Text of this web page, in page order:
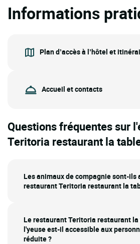
Informations
Plan d’accès à l’hôtel et
Accueil et contacts
Questions fréquentes sur
Teritoria restaurant la
Les animaux de compagnie sont-ils
restaurant Teritoria restaurant la
Le restaurant Teritoria restaurant
l'yeuse est-il accessible aux
réduite ?